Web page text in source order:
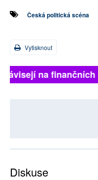
Česká politická scéna
Vytisknout
na finančních
Diskuse